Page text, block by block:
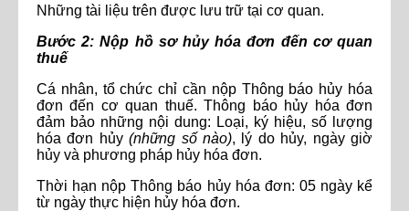
Những tài liệu trên được lưu trữ tại cơ quan.
Bước 2: Nộp hồ sơ hủy hóa đơn đến cơ quan
thuế
Cá nhân, tổ chức chỉ cần nộp Thông báo hủy hóa
đơn đến cơ quan thuế. Thông báo hủy hóa đơn
đảm bảo những nội dung: Loại, ký hiệu, số lượng
hóa đơn hủy(những số nào), lý do hủy, ngày giờ
hủy và phương pháp hủy hóa đơn.
Thời hạn nộp Thông báo hủy hóa đơn: 05 ngày kể
từ ngày thực hiện hủy hóa đơn.